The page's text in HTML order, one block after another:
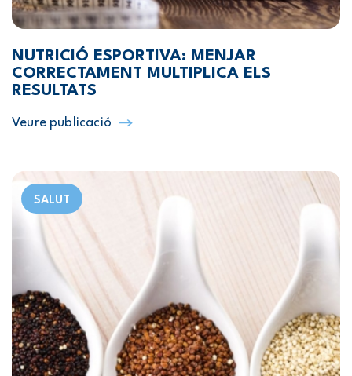
NUTRICIÓ ESPORTIVA: MENJAR
CORRECTAMENT MULTIPLICA ELS
RESULTATS
Veure publicació
SALUT